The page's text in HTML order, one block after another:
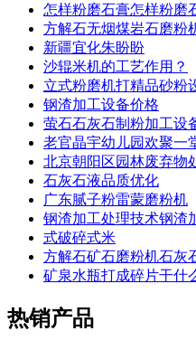
怎样粉磨石膏怎样粉磨
方解石无烟煤岩石磨粉
新疆宜化朱盼盼
沙辊米机的工艺作用？
立式粉磨机打精品砂粉
钢渣加工设备价格
萤石石灰石制粉加工设
老官晶宇幼儿园欢聚一
北京朝阳区园林废弃物
石灰石液品质优化
广东腻子粉雷蒙磨粉机
钢渣加工处理技术钢渣
式破碎式米
方解石矿石磨粉机石灰
矿泉水瓶打成碎片干什
热销产品